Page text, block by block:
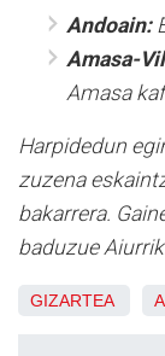
Andoain:
Amasa-
Amasa
Harpidedun
zuzena
bakarrera.
baduzue
GIZARTEA